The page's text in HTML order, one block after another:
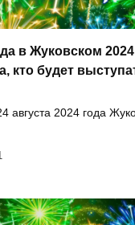
в Жуковском
кто будет
августа 2024 года